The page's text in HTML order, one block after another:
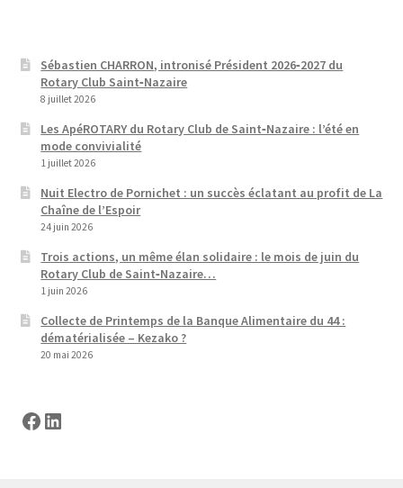
Sébastien CHARRON, intronisé Président 2026‑2027 du
Rotary Club Saint‑Nazaire
8 juillet 2026
Les ApéROTARY du Rotary Club de Saint‑Nazaire : l’été en
mode convivialité
1 juillet 2026
Nuit Electro de Pornichet : un succès éclatant au profit de La
Chaîne de l’Espoir
24 juin 2026
Trois actions, un même élan solidaire : le mois de juin du
Rotary Club de Saint‑Nazaire…
1 juin 2026
Collecte de Printemps de la Banque Alimentaire du 44 :
dématérialisée – Kezako ?
20 mai 2026
Facebook
LinkedIn